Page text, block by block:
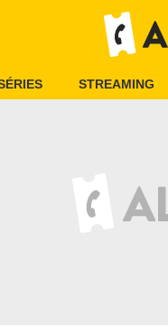
STREAMING